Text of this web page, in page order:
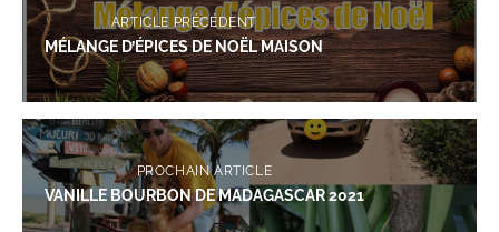
ARTICLE PRÉCÉDENT
MÉLANGE D’ÉPICES DE NOËL MAISON
PROCHAIN ARTICLE
VANILLE BOURBON DE MADAGASCAR 2021